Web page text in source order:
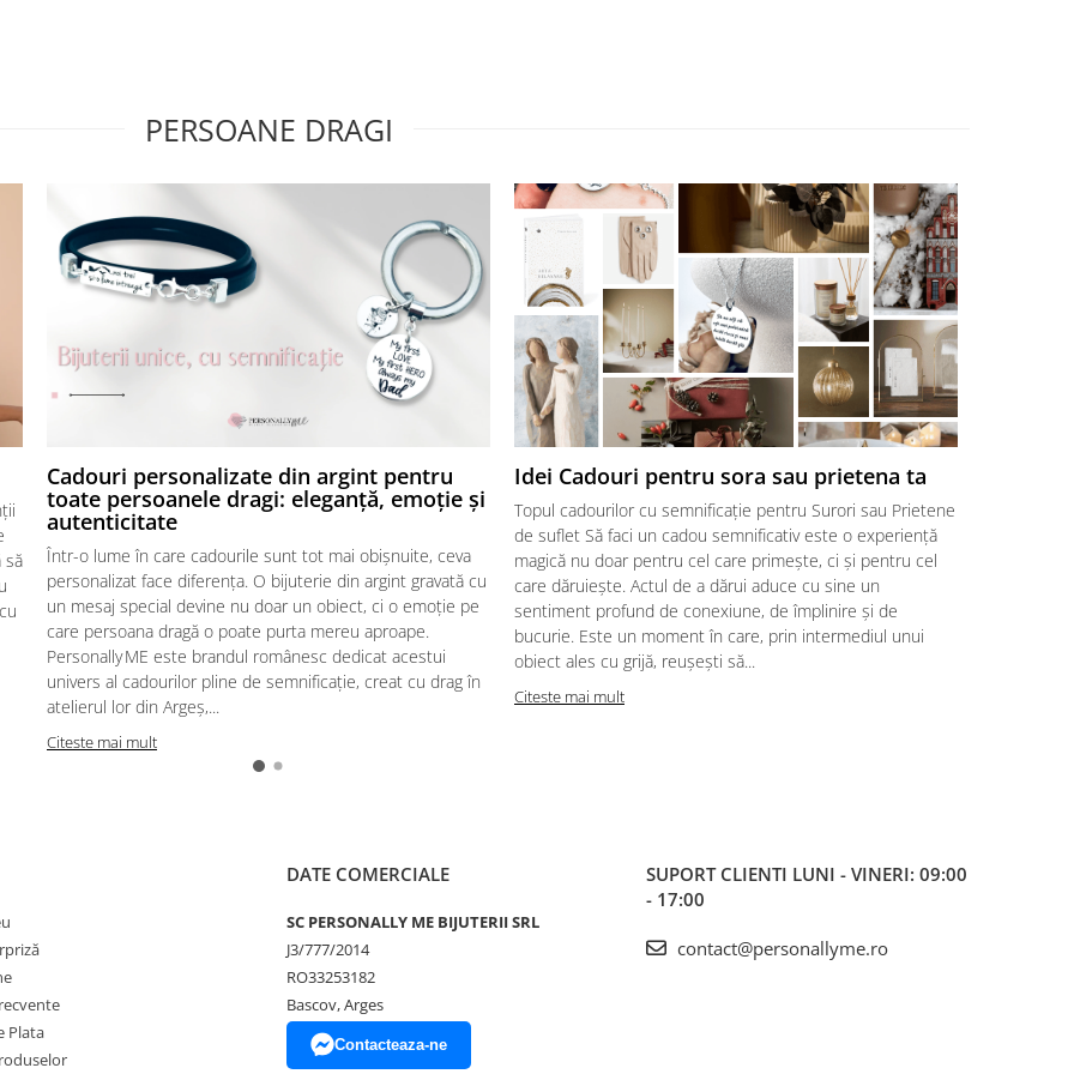
PERSOANE DRAGI
să
Cadouri personalizate din argint pentru
toate persoanele dragi: eleganță, emoție și
autenticitate
Într-o lume în care cadourile sunt tot mai obișnuite, ceva
personalizat face diferența. O bijuterie din argint gravată cu
un mesaj special devine nu doar un obiect, ci o emoție pe
care persoana dragă o poate purta mereu aproape.
Personally ME este brandul românesc dedicat acestui
univers al cadourilor pline de semnificație, creat cu drag în
atelierul lor din Argeș,...
Citeste mai mult
Idei Cadouri pentru sora sau prietena ta
Topul cadourilor cu semnificație pentru Surori sau Prietene
de suflet Să faci un cadou semnificativ este o experiență
magică nu doar pentru cel care primește, ci și pentru cel
care dăruiește. Actul de a dărui aduce cu sine un
sentiment profund de conexiune, de împlinire și de
bucurie. Este un moment în care, prin intermediul unui
obiect ales cu grijă, reușești să...
Citeste mai mult
Plata
DATE COMERCIALE
SC PERSONALLY ME BIJUTERII SRL
J3/777/2014
RO33253182
Bascov, Arges
Contacteaza-ne
SUPORT CLIENTI LUNI - VINERI: 09:00
- 17:00
contact@personallyme.ro